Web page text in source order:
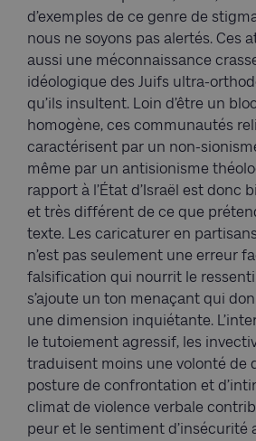
d’exemples de ce genre de
nous ne soyons pas alertés. Ces
aussi une méconnaissance
idéologique des Juifs ultra-
qu’ils insultent. Loin d’être un
homogène, ces communautés
caractérisent par un non-
même par un antisionisme
rapport à l’État d’Israël est donc
et très différent de ce que
texte. Les caricaturer en partisans
n’est pas seulement une erreur
falsification qui nourrit le
s’ajoute un ton menaçant qui
une dimension inquiétante.
le tutoiement agressif, les
traduisent moins une volonté de
posture de confrontation et
climat de violence verbale
peur et le sentiment d’insécurité